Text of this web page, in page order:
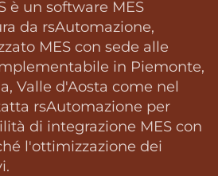
è un software MES
da rsAutomazione,
MES con sede alle
in Piemonte,
Valle d'Aosta come nel
rsAutomazione per
di integrazione MES con
l'ottimizzazione dei